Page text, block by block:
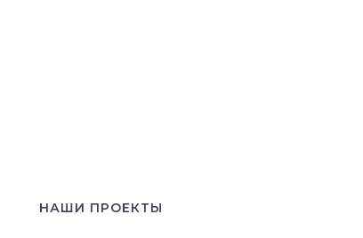
НАШИ ПРОЕКТЫ